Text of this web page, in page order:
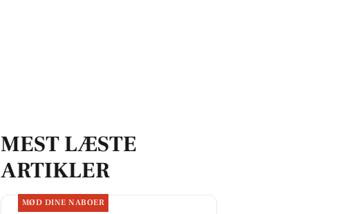
MEST LÆSTE
ARTIKLER
MØD DINE NABOER